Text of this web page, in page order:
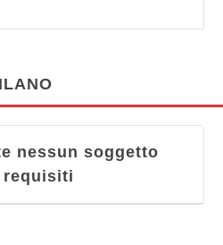
nessun soggetto